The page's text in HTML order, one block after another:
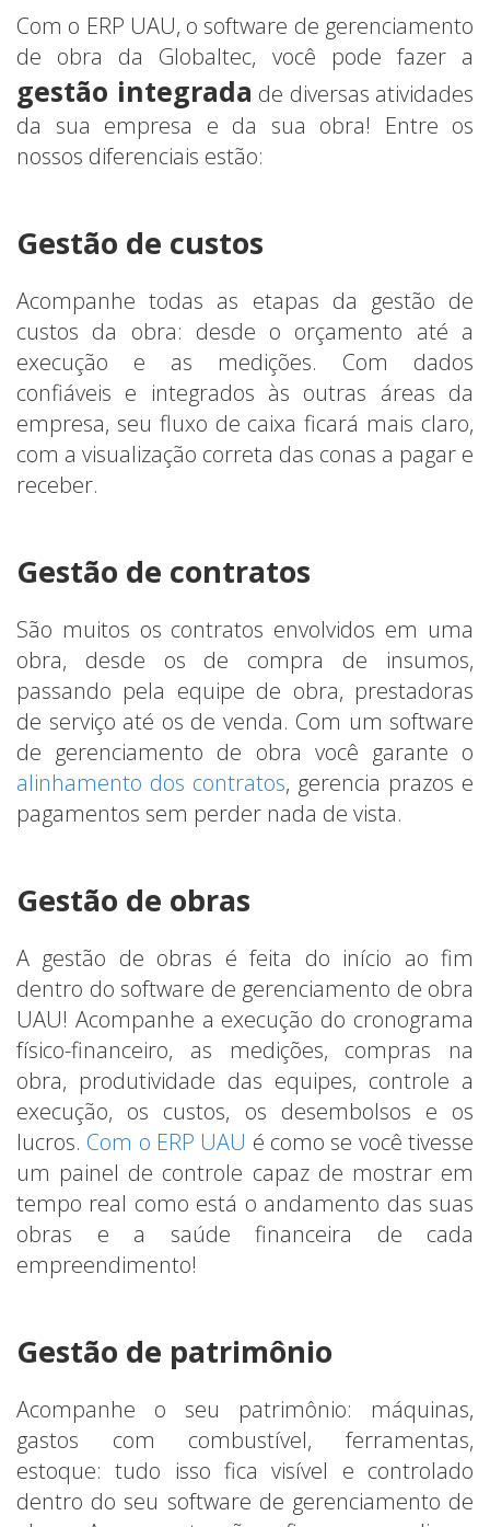
Com o ERP UAU, o software de gerenciamento
de obra da Globaltec, você pode fazer a
gestão integrada de diversas atividades
da sua empresa e da sua obra! Entre os
nossos diferenciais estão:
Gestão de custos
Acompanhe todas as etapas da gestão de
custos da obra: desde o orçamento até a
execução e as medições. Com dados
confiáveis e integrados às outras áreas da
empresa, seu fluxo de caixa ficará mais claro,
com a visualização correta das conas a pagar e
receber.
Gestão de contratos
São muitos os contratos envolvidos em uma
obra, desde os de compra de insumos,
passando pela equipe de obra, prestadoras
de serviço até os de venda. Com um software
de gerenciamento de obra você garante o
alinhamento dos contratos, gerencia prazos e
pagamentos sem perder nada de vista.
Gestão de obras
A gestão de obras é feita do início ao fim
dentro do software de gerenciamento de obra
UAU! Acompanhe a execução do cronograma
físico-financeiro, as medições, compras na
obra, produtividade das equipes, controle a
execução, os custos, os desembolsos e os
lucros. Com o ERP UAU é como se você tivesse
um painel de controle capaz de mostrar em
tempo real como está o andamento das suas
obras e a saúde financeira de cada
empreendimento!
Gestão de patrimônio
Acompanhe o seu patrimônio: máquinas,
gastos com combustível, ferramentas,
estoque: tudo isso fica visível e controlado
dentro do seu software de gerenciamento de